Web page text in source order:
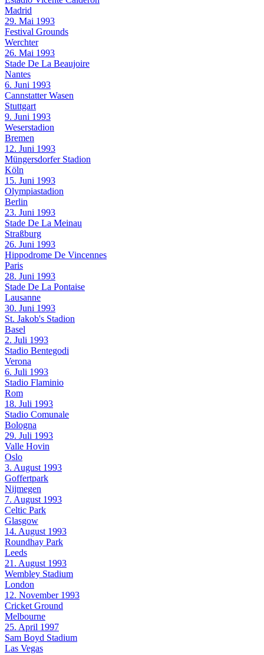
Madrid
29. Mai 1993
Festival Grounds
Werchter
26. Mai 1993
Stade De La Beaujoire
Nantes
6. Juni 1993
Cannstatter Wasen
Stuttgart
9. Juni 1993
Weserstadion
Bremen
12. Juni 1993
Müngersdorfer Stadion
Köln
15. Juni 1993
Olympiastadion
Berlin
23. Juni 1993
Stade De La Meinau
Straßburg
26. Juni 1993
Hippodrome De Vincennes
Paris
28. Juni 1993
Stade De La Pontaise
Lausanne
30. Juni 1993
St. Jakob's Stadion
Basel
2. Juli 1993
Stadio Bentegodi
Verona
6. Juli 1993
Stadio Flaminio
Rom
18. Juli 1993
Stadio Comunale
Bologna
29. Juli 1993
Valle Hovin
Oslo
3. August 1993
Goffertpark
Nijmegen
7. August 1993
Celtic Park
Glasgow
14. August 1993
Roundhay Park
Leeds
21. August 1993
Wembley Stadium
London
12. November 1993
Cricket Ground
Melbourne
25. April 1997
Sam Boyd Stadium
Las Vegas